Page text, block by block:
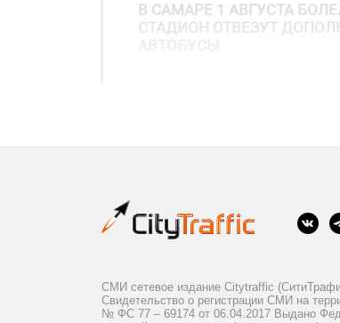
В САМАРЕ 1 АВГУСТА
СТАДИОН ОТВЕЗУТ
СМИ сетевое издание Citytraffic
Свидетельство о регистрации СМИ на
№ ФС 77 – 69174 от 06.04.2017 Выдано